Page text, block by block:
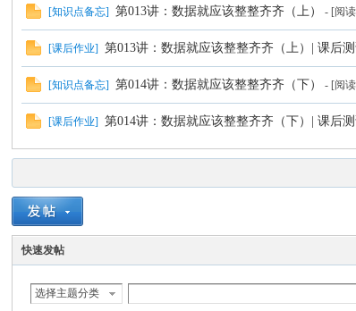
[知识点备忘] 第013讲：数据就应该整整齐齐（上） - [阅
[课后作业] 第013讲：数据就应该整整齐齐（上）| 课后
[知识点备忘] 第014讲：数据就应该整整齐齐（下） - [阅
[课后作业] 第014讲：数据就应该整整齐齐（下）| 课后
快速发帖
选择主题分类